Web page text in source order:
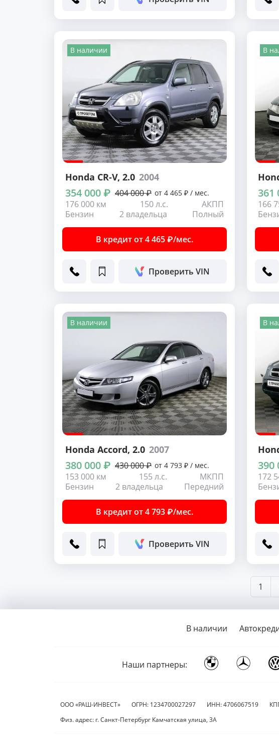
В наличии
Honda CR-V, 2.0 2004
354 000 ₽ 404 000 ₽ от 4 465 ₽ / мес.
176 000 км 150 л.с.
АКПП
Бензин
2 владельца Полный
В кредит от 4 465 ₽/мес.
Проверить VIN
В
361
166
В наличии
Honda Accord, 2.0 2007
380 000 ₽ 430 000 ₽ от 4 793 ₽ / мес.
153 000 км 155 л.с.
МКПП
Бензин
2 владельца Передний
В кредит от 4 793 ₽/мес.
Проверить VIN
В
390
172
1
В наличии
Наши партнеры:
ООО «РАШ-ИНВЕСТ» ОГРН: 1234700027297 ИНН: 4706067519
Физ. адрес: г. Санкт-Петербург Камчатская улица, 3А